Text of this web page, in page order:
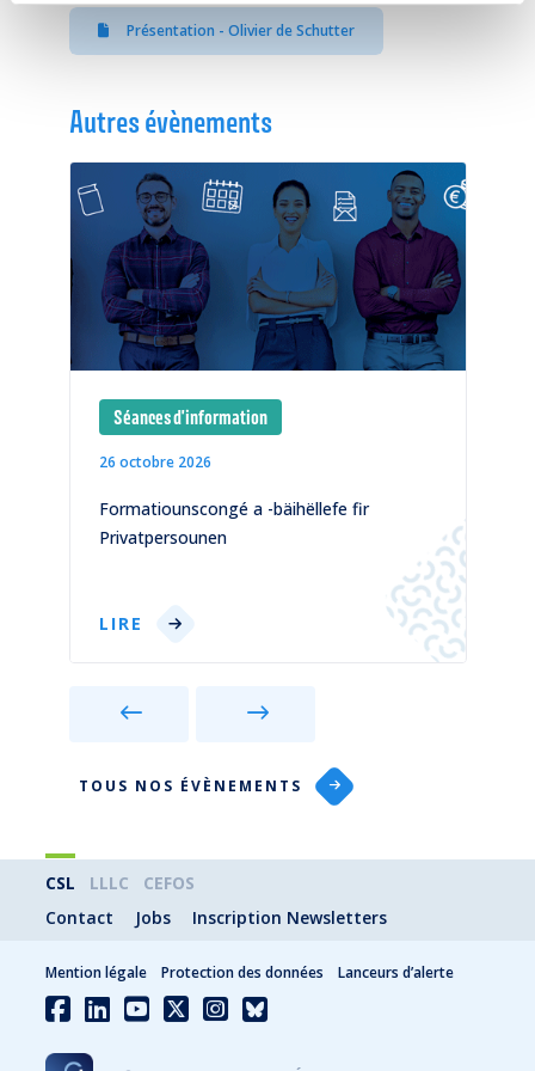
Présentation - Olivier de Schutter
Autres évènements
Séances d'information
26 octobre 2026
Formatiounscongé a -bäihëllefe fir
Privatpersounen
LIRE
TOUS NOS ÉVÈNEMENTS
CSL LLLC
CEFOS
Contact
Jobs Inscription Newsletters
Mention légale Protection des données Lanceurs d’alerte